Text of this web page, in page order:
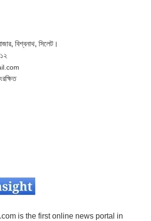
বিশ্বনাথ, সিলেট।
is the first online news portal in